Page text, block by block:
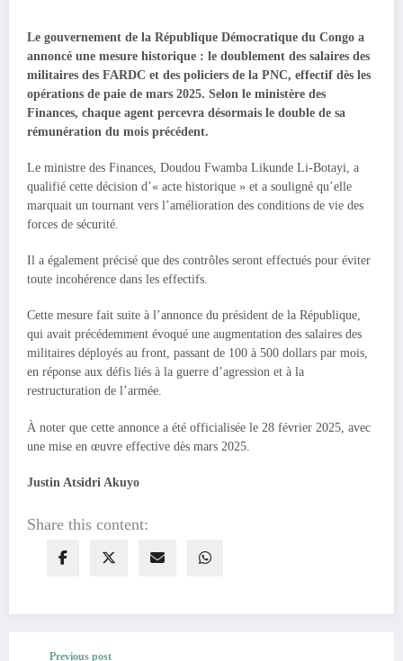
Le gouvernement de la République Démocratique du Congo a
annoncé une mesure historique : le doublement des salaires des
militaires des FARDC et des policiers de la PNC, effectif dès les
opérations de paie de mars 2025. Selon le ministère des
Finances, chaque agent percevra désormais le double de sa
rémunération du mois précédent.
Le ministre des Finances, Doudou Fwamba Likunde Li-Botayi, a
qualifié cette décision d’« acte historique » et a souligné qu’elle
marquait un tournant vers l’amélioration des conditions de vie des
forces de sécurité.
Il a également précisé que des contrôles seront effectués pour éviter
toute incohérence dans les effectifs.
Cette mesure fait suite à l’annonce du président de la République,
qui avait précédemment évoqué une augmentation des salaires des
militaires déployés au front, passant de 100 à 500 dollars par mois,
en réponse aux défis liés à la guerre d’agression et à la
restructuration de l’armée.
À noter que cette annonce a été officialisée le 28 février 2025, avec
une mise en œuvre effective dès mars 2025.
Justin Atsidri Akuyo
Share this content:
Previous post